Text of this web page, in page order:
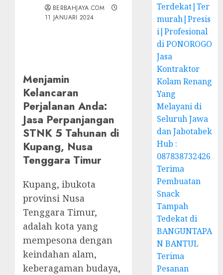
BERBAHJAYA.COM
11 JANUARI 2024
Menjamin
Kelancaran
Perjalanan Anda:
Jasa Perpanjangan
STNK 5 Tahunan di
Kupang, Nusa
Tenggara Timur
Kupang, ibukota
provinsi Nusa
Tenggara Timur,
adalah kota yang
mempesona dengan
keindahan alam,
keberagaman budaya,
Terdekat|Ter
murah|Presis
i|Profesional
di PONOROGO
Jasa
Kontraktor
Kolam Renang
Yang
Melayani di
Seluruh Jawa
dan Jabotabek
Hub :
087838732426
Terima
Pembuatan
Snack
Tampah
Tedekat di
BANGUNTAPA
N BANTUL
Terima
Pesanan